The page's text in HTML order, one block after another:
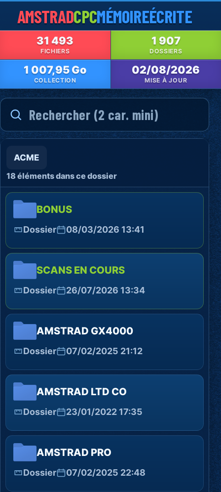
AMSTRADCPCMÉMOIREÉCRITE
31 493
FICHIERS
1 907
DOSSIERS
1 007,95 Go
COLLECTION
02/08/2026
MISE À JOUR
ACME
18 éléments dans ce dossier
BONUS
Dossier 08/03/2026 13:41
SCANS EN COURS
Dossier 26/07/2026 13:34
AMSTRAD GX4000
Dossier 07/02/2025 21:12
AMSTRAD LTD CO
Dossier 23/01/2022 17:35
AMSTRAD PRO
Dossier 07/02/2025 22:48